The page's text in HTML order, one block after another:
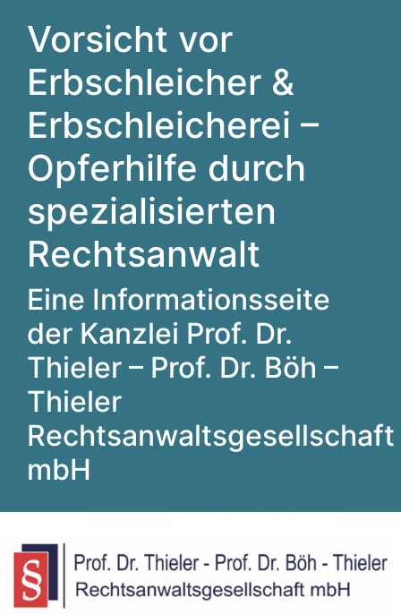
Vorsicht vor
Erbschleicher &
Erbschleicherei –
Opferhilfe durch
spezialisierten
Rechtsanwalt
Eine Informationsseite
der Kanzlei Prof. Dr.
Thieler – Prof. Dr. Böh –
Thieler
Rechtsanwaltsgesellschaft
mbH